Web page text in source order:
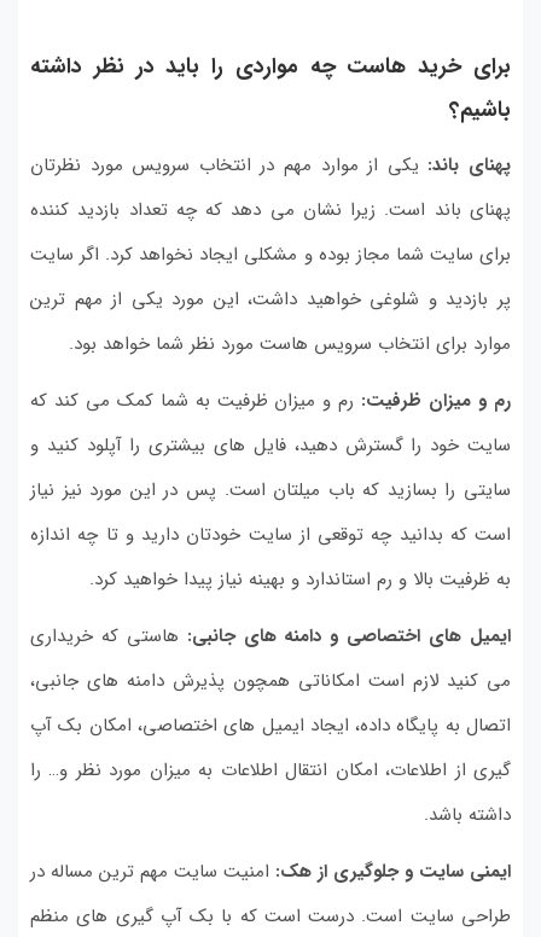
برای خرید هاست چه مواردی را باید در نظر داشته
باشیم؟
پهنای باند: یکی از موارد مهم در انتخاب سرویس مورد نظرتان
پهنای باند است. زیرا نشان می دهد که چه تعداد بازدید کننده
برای سایت شما مجاز بوده و مشکلی ایجاد نخواهد کرد. اگر سایت
پر بازدید و شلوغی خواهید داشت، این مورد یکی از مهم ترین
موارد برای انتخاب سرویس هاست مورد نظر شما خواهد بود.
رم و میزان ظرفیت: رم و میزان ظرفیت به شما کمک می کند که
سایت خود را گسترش دهید، فایل های بیشتری را آپلود کنید و
سایتی را بسازید که باب میلتان است. پس در این مورد نیز نیاز
است که بدانید چه توقعی از سایت خودتان دارید و تا چه اندازه
به ظرفیت بالا و رم استاندارد و بهینه نیاز پیدا خواهید کرد.
ایمیل های اختصاصی و دامنه های جانبی: هاستی که خریداری
می کنید لازم است امکاناتی همچون پذیرش دامنه های جانبی،
اتصال به پایگاه داده، ایجاد ایمیل های اختصاصی، امکان بک آپ
گیری از اطلاعات، امکان انتقال اطلاعات به میزان مورد نظر و… را
داشته باشد.
ایمنی سایت و جلوگیری از هک: امنیت سایت مهم ترین مساله در
طراحی سایت است. درست است که با بک آپ گیری های منظم